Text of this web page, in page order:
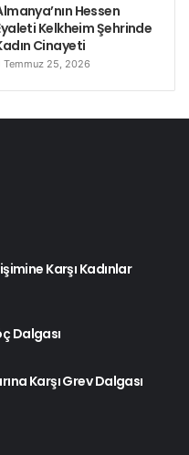
Hessen
Kelkheim Şehrinde
Cinayeti
Temmuz 25, 2026
Karşı Kadınlar
Dalgası
Karşı Grev Dalgası